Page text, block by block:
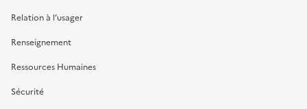
Relation à l’usager
Renseignement
Ressources Humaines
Sécurité